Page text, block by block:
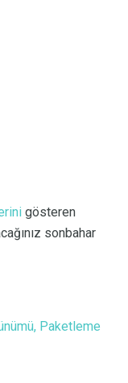
gösteren
sonbahar
Paketleme